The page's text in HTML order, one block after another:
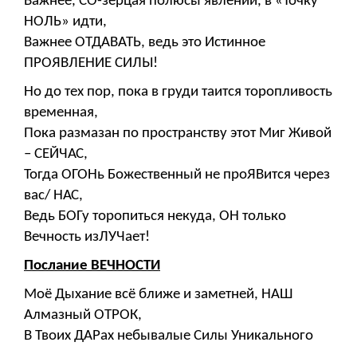
НОЛЬ» идти,
Важнее ОТДАВАТЬ, ведь это Истинное
ПРОЯВЛЕНИЕ СИЛЫ!
Но до тех пор, пока в груди таится торопливость
временная,
Пока размазан по пространству этот Миг Живой
– СЕЙЧАС,
Тогда ОГОНь Божественный не проЯВится через
вас/ НАС,
Ведь БОГу торопиться некуда, ОН только
Вечность изЛУЧает!
Послание ВЕЧНОСТИ
Моё Дыхание всё ближе и заметней, НАШ
Алмазный ОТРОК,
В Твоих ДАРах небывалые Силы Уникального